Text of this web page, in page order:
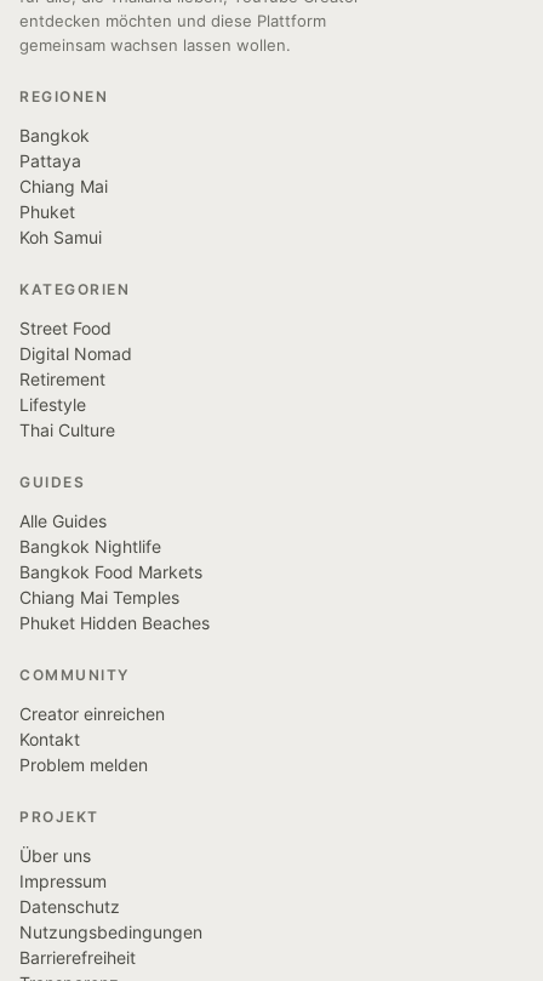
entdecken möchten und diese Plattform
gemeinsam wachsen lassen wollen.
REGIONEN
Bangkok
Pattaya
Chiang Mai
Phuket
Koh Samui
KATEGORIEN
Street Food
Digital Nomad
Retirement
Lifestyle
Thai Culture
GUIDES
Alle Guides
Bangkok Nightlife
Bangkok Food Markets
Chiang Mai Temples
Phuket Hidden Beaches
COMMUNITY
Creator einreichen
Kontakt
Problem melden
PROJEKT
Über uns
Impressum
Datenschutz
Nutzungsbedingungen
Barrierefreiheit